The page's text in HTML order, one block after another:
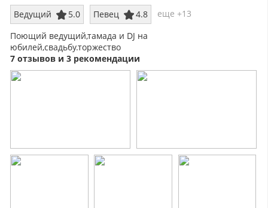
Ведущий
5.0 Певец 4.8
еще +13
Поющий ведущий,тамада и DJ на
юбилей,свадьбу.торжество
7 отзывов и 3 рекомендации